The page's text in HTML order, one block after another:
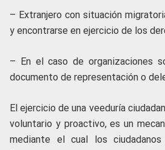
– Extranjero con situación
y encontrarse en ejercicio de los
– En el caso de organizaciones
documento de representación o
El ejercicio de una veeduría
voluntario y proactivo, es un
mediante el cual los ciudadanos